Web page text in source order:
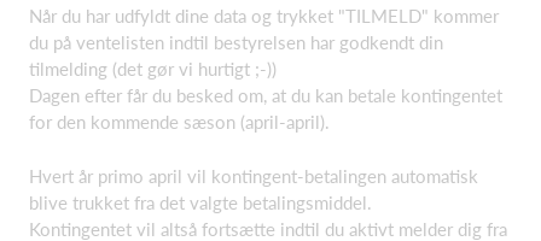
Når du har udfyldt dine data og trykket "TILMELD" kommer
du på ventelisten indtil bestyrelsen har godkendt din
tilmelding (det gør vi hurtigt ;-))
Dagen efter får du besked om, at du kan betale kontingentet
for den kommende sæson (april-april).
Hvert år primo april vil kontingent-betalingen automatisk
blive trukket fra det valgte betalingsmiddel.
Kontingentet vil altså fortsætte indtil du aktivt melder dig fra